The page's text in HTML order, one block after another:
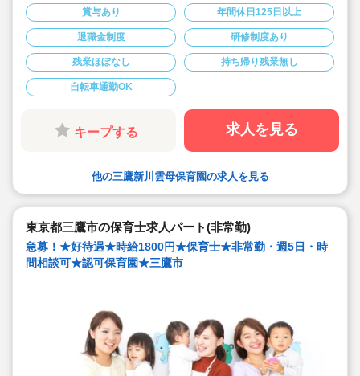
連休）も取得可能です♪
◆雲母保育園は60名以下のコンパクトなサイズの園にな
ります
◆仕事もプライベートも両立出来ます。
◆残業少な目です（サービス残業・持ち帰り業務をしな
い仕組みになっています。平均残業 月4.7時間！）
◆行事は最低限です！行事に追われることはありませ
ん。
◆日々の保育を大切に楽しくお仕事出来ます（行事準
備・書き物類軽減されています）
◆ピアノが弾けなくてOKです。（得意分野を活かして頂
く方針です
◆保育以外の業務量が不安な方も安心です。（ICTシステ
ム導入で業務効率化が図れています）
輩社員が徹底サポートします）
◆ベネフィットステーション（飲食店,宿泊・レジャー施
設などの割引）
◆永年勤続表彰（勤続10年を迎える正社員に、賞与とリ
フレッシュ休暇が出ます）
◆退職金制度あり
◆職員同士の協力を大切にしています！保育経験がな
賞与あり 年間休日125日以上
退職金制度 研修制度あり
残業ほぼなし 持ち帰り残業無し
自転車通勤OK
キープする 求人を見る
他の三鷹新川雲母保育園の求人を見る
東京都三鷹市の保育士求人パート(非常勤)
急募！★好待遇★時給1800円★保育士★非常勤・週5日・時
間相談可★認可保育園★三鷹市